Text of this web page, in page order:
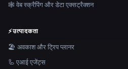
🕸️ वेब स्क्रैपिंग और डेटा एक्सट्रैक्शन
⚡उत्पादकता
🏖 अवकाश और ट्रिप प्लानर
🦾 एआई एजेंट्स